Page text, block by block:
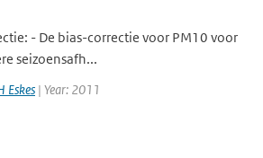
- De bias-correctie voor PM10 voor
seizoensafh...
Eskes | Year: 2011